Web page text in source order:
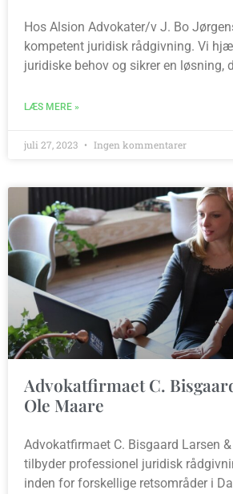
Hos Alsion Advokater/v J. Bo
kompetent juridisk rådgivning. Vi
juridiske behov og sikrer en løsning,
LÆS MERE »
juli 27, 2023 Ingen kommentarer
Advokatfirmaet C.
Ole Maare
Advokatfirmaet C. Bisgaard Larsen
tilbyder professionel juridisk
inden for forskellige retsområder i